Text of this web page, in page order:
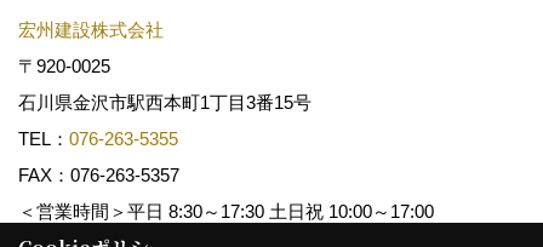
宏州建設株式会社
〒920-0025
石川県金沢市駅西本町1丁目3番15号
TEL： 076-263-5355
FAX：076-263-5357
＜営業時間＞平日 8:30～17:30 土日祝 10:00～17:00